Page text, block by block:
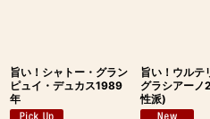
旨い！シャトー・グラン
ピュイ・デュカス1989
年
旨い！ウルテ
グラシアー
性派)